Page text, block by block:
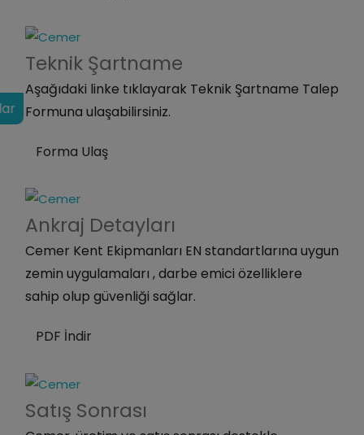
Teknik Şartname
Aşağıdaki linke tıklayarak Teknik Şartname Talep
Formuna ulaşabilirsiniz.
Forma Ulaş
Ankraj Detayları
Cemer Kent Ekipmanları EN standartlarına uygun
zemin uygulamaları , darbe emici özelliklere
sahip olup güvenliği sağlar.
PDF İndir
Satış Sonrası